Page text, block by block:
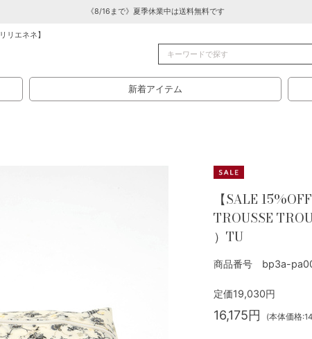
《8/16まで》夏季休業中は送料無料です
リエネネ】
新着アイテム
【SALE
TROUSSE
）TU
商品番号 bp3a-
定価19,030円
16,175円 (本体価格